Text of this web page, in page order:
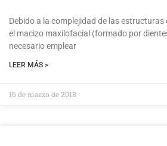
Debido a la complejidad de las estructuras
el macizo maxilofacial (formado por
necesario emplear
LEER MÁS >
16 de marzo de 2018